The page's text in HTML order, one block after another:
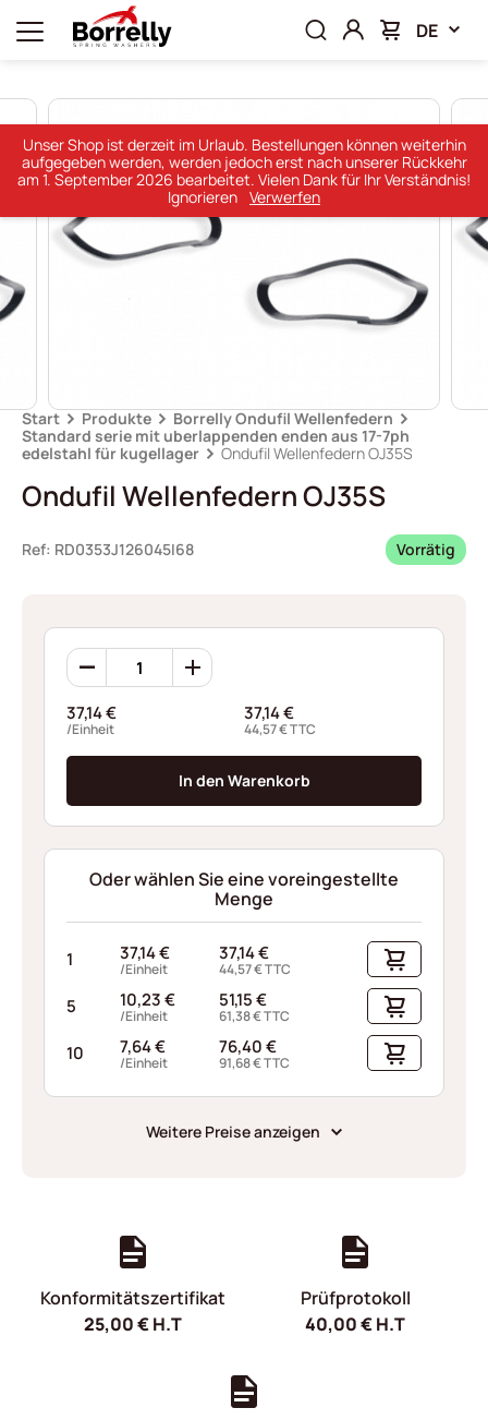
DE
Start Produkte
Borrelly Ondufil Wellenfedern
Standard serie mit uberlappenden enden aus 17-7ph
edelstahl für kugellager
Ondufil Wellenfedern OJ35S
Ondufil Wellenfedern OJ35S
Ref: RD0353J126045I68 Vorrätig
Ondufil
Wellenfedern
Menge
37,14€
/Einheit
37,14€
44,57€TTC
In den Warenkorb
Oder wählen Sie eine voreingestellte
Menge
1 37,14€
/Einheit
37,14€
44,57€TTC
5 10,23€
/Einheit
51,15€
61,38€TTC
10 7,64€
/Einheit
76,40€
91,68€TTC
Weitere Preise anzeigen
Konformitätszertifikat
25,00€H.T
Prüfprotokoll
40,00€H.T
Unser Shop ist derzeit im Urlaub. Bestellungen können weiterhin
aufgegeben werden, werden jedoch erst nach unserer Rückkehr
am 1. September 2026 bearbeitet. Vielen Dank für Ihr Verständnis!
Ignorieren Verwerfen